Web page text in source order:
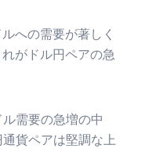
への需要が著しく
がドル円ペアの急
需要の急増の中
貨ペアは堅調な上